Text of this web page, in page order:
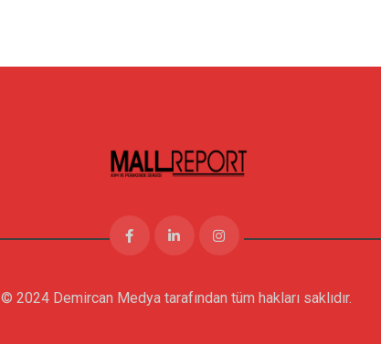
© 2024 Demircan Medya tarafından tüm hakları saklıdır.